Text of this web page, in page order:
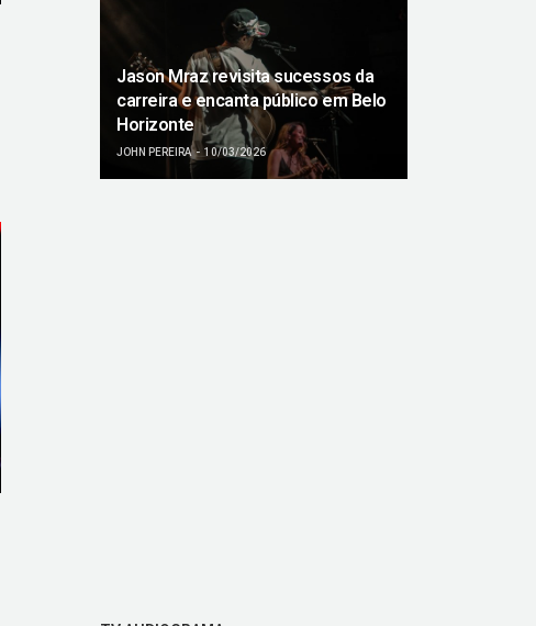
Jason Mraz revisita sucessos da
carreira e encanta público em Belo
Horizonte
JOHN PEREIRA 10/03/2026